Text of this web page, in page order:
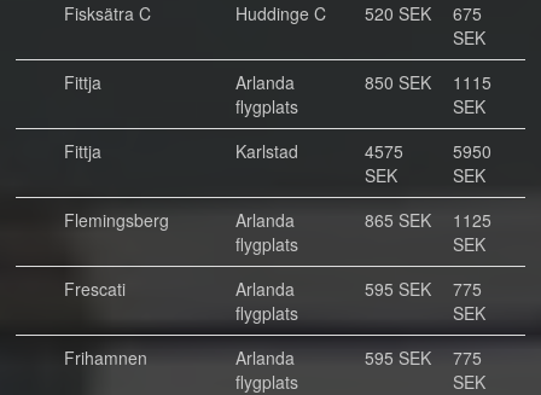
Fisksätra C
Huddinge C 520 SEK
675
SEK
Fittja
Arlanda
flygplats
850 SEK
1115
SEK
Fittja
Karlstad
4575
SEK
5950
SEK
Flemingsberg
Arlanda
flygplats
865 SEK
1125
SEK
Frescati
Arlanda
flygplats
595 SEK
775
SEK
Frihamnen
Arlanda
flygplats
595 SEK
775
SEK